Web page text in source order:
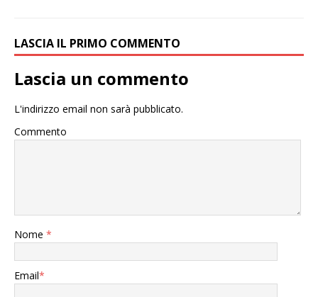
LASCIA IL PRIMO COMMENTO
Lascia un commento
L'indirizzo email non sarà pubblicato.
Commento
Nome *
Email*